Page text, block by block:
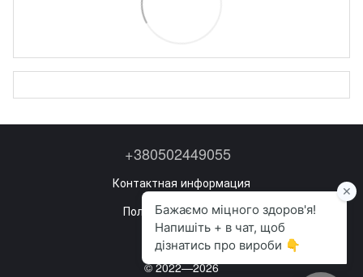
+380502449055
Контактная информация
Полная версия сайта
Карта сайта
© 2022—2026